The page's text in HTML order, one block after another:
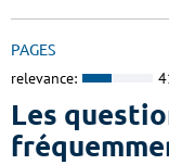
PAGES
relevance:
Les